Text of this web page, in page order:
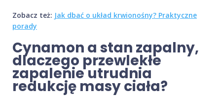
Zobacz też: Jak dbać o układ krwionośny? Praktyczne
porady
Cynamon a stan zapalny,
dlaczego przewlekłe
zapalenie utrudnia
redukcję masy ciała?